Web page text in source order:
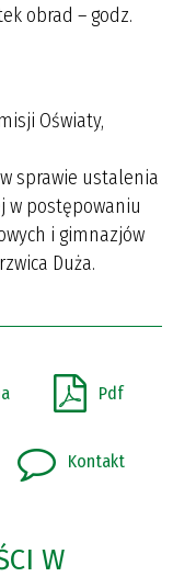
obrad – godz.
Oświaty,
sprawie ustalenia
w postępowaniu
i gimnazjów
Duża.
Pdf
Kontakt
W